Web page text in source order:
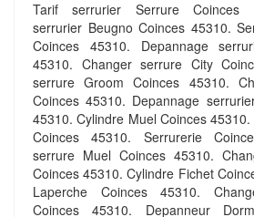
Tarif serrurier Serrure Coinces
serrurier Beugno Coinces 45310.
Coinces 45310. Depannage
45310. Changer serrure City
serrure Groom Coinces 45310.
Coinces 45310. Depannage
45310. Cylindre Muel Coinces
Coinces 45310. Serrurerie
serrure Muel Coinces 45310.
Coinces 45310. Cylindre Fichet
Laperche Coinces 45310.
Coinces 45310. Depanneur